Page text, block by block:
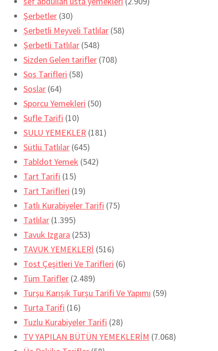
Şerbetler (30)
Şerbetli Meyveli Tatlılar (58)
Şerbetli Tatlılar (548)
Sizden Gelen tarifler (708)
Sos Tarifleri (58)
Soslar (64)
Sporcu Yemekleri (50)
Sufle Tarifi (10)
SULU YEMEKLER (181)
Sütlü Tatlılar (645)
Tabldot Yemek (542)
Tart Tarifi (15)
Tart Tarifleri (19)
Tatlı Kurabiyeler Tarifi (75)
Tatlılar (1.395)
Tavuk Izgara (253)
TAVUK YEMEKLERİ (516)
Tost Çeşitleri Ve Tarifleri (6)
Tüm Tarifler (2.489)
Turşu Karışık Turşu Tarifi Ve Yapımı (59)
Turta Tarifi (16)
Tuzlu Kurabiyeler Tarifi (28)
TV YAPILAN BÜTÜN YEMEKLERİM (7.068)